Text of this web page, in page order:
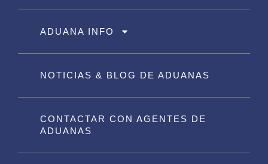
ADUANA INFO
NOTICIAS & BLOG DE ADUANAS
CONTACTAR CON AGENTES DE
ADUANAS